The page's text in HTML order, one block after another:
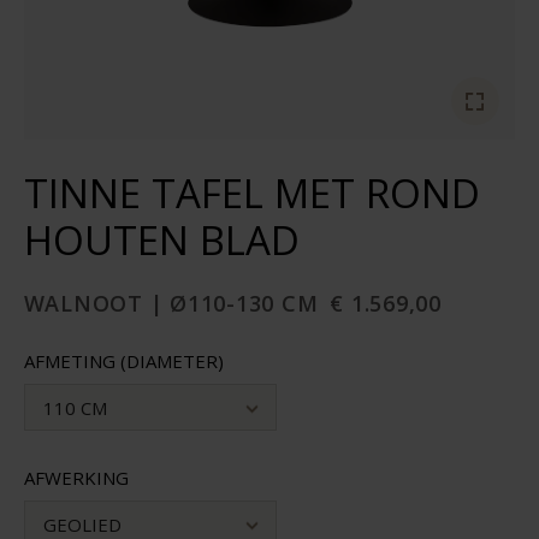
TINNE TAFEL MET ROND
HOUTEN BLAD
WALNOOT | Ø110-130 CM € 1.569,00
AFMETING (DIAMETER)
110 CM
AFWERKING
GEOLIED